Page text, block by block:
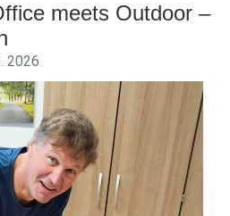
meets Outdoor –
2026